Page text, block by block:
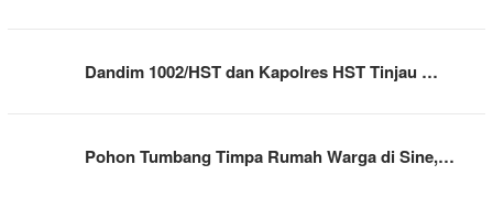
Dandim 1002/HST dan Kapolres HST Tinjau …
Pohon Tumbang Timpa Rumah Warga di Sine,…